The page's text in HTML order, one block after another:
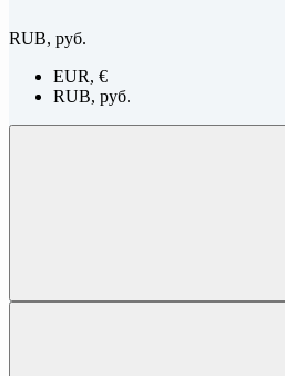
RUB, руб.
EUR, €
RUB, руб.